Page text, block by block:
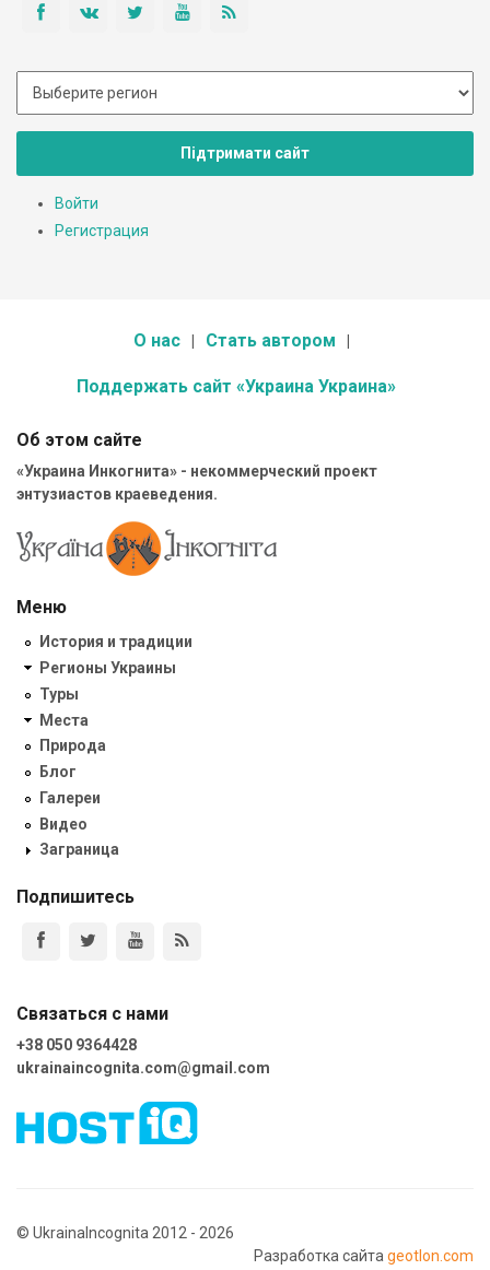
Підтримати сайт
Войти
Регистрация
О нас Стать автором
Поддержать сайт «Украина Украина»
Об этом сайте
«Украина Инкогнита» - некоммерческий проект
энтузиастов краеведения.
Меню
История и традиции
Регионы Украины
Туры
Места
Природа
Блог
Галереи
Видео
Заграница
Подпишитесь
Связаться с нами
+38 050 9364428
ukrainaincognita.com@gmail.com
© UkrainaIncognita 2012 - 2026
Разработка сайта geotlon.com